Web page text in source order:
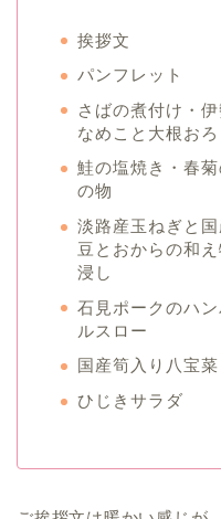
挨拶文
パンフレット
さばの煮付け・
なめこと大根おろ
鮭の塩焼き・春
の物
淡路産玉ねぎと
豆とおからの和
浸し
石見ポークのハ
ルスロー
国産筍入り八宝
ひじきサラダ